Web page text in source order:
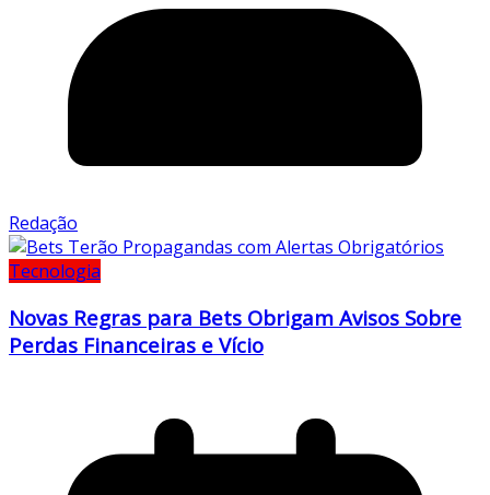
Redação
Tecnologia
Novas Regras para Bets Obrigam Avisos Sobre
Perdas Financeiras e Vício